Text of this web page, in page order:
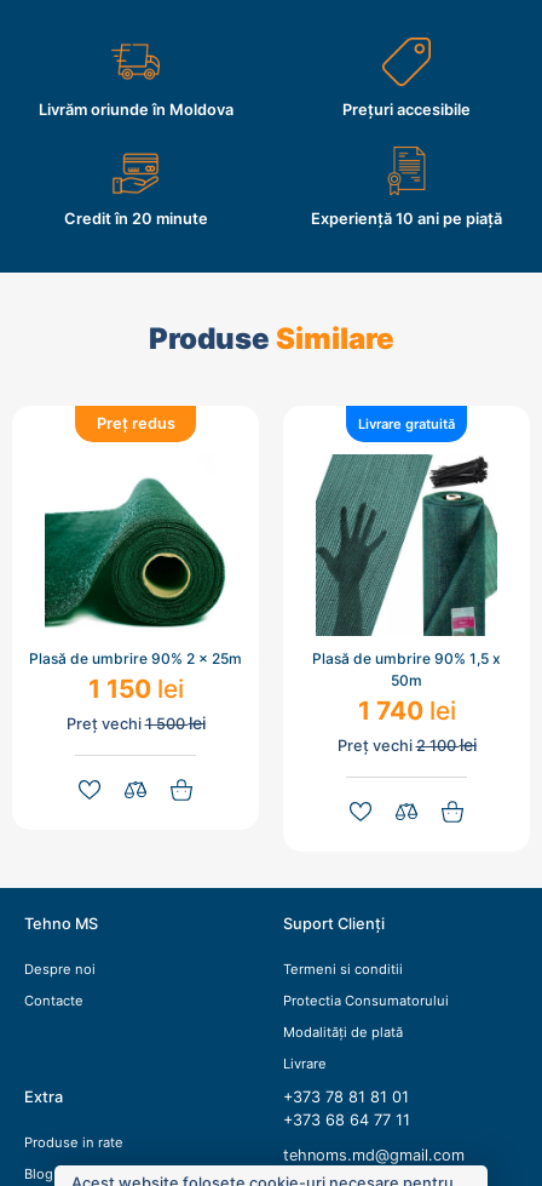
Livrăm oriunde în Moldova Prețuri accesibile
Credit în 20 minute Experiență 10 ani pe piață
Produse Similare
Preț redus
Plasă de umbrire 90% 2 x 25m
1 150 lei
Preț vechi1 500lei
Livrare gratuită
Plasă de umbrire 90% 1,5 x
50m
1 740 lei
Preț vechi2 100lei
Tehno MS
Despre noi
Contacte
Suport Clienți
Termeni si conditii
Protectia Consumatorului
Modalități de plată
Livrare
Extra
Produse in rate
Blog
+373 78 81 81 01
+373 68 64 77 11
tehnoms.md@gmail.com